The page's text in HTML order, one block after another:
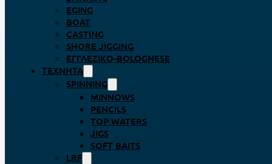
EGING
BOAT
CASTING
SHORE JIGGING
ΕΓΓΛΈΖΙΚΟ-BOLOGNESE
ΤΕΧΝΗΤΆ
SPINNING
MINNOWS
PENCILS
TOP WATERS
JIGS
SOFT BAITS
LRF